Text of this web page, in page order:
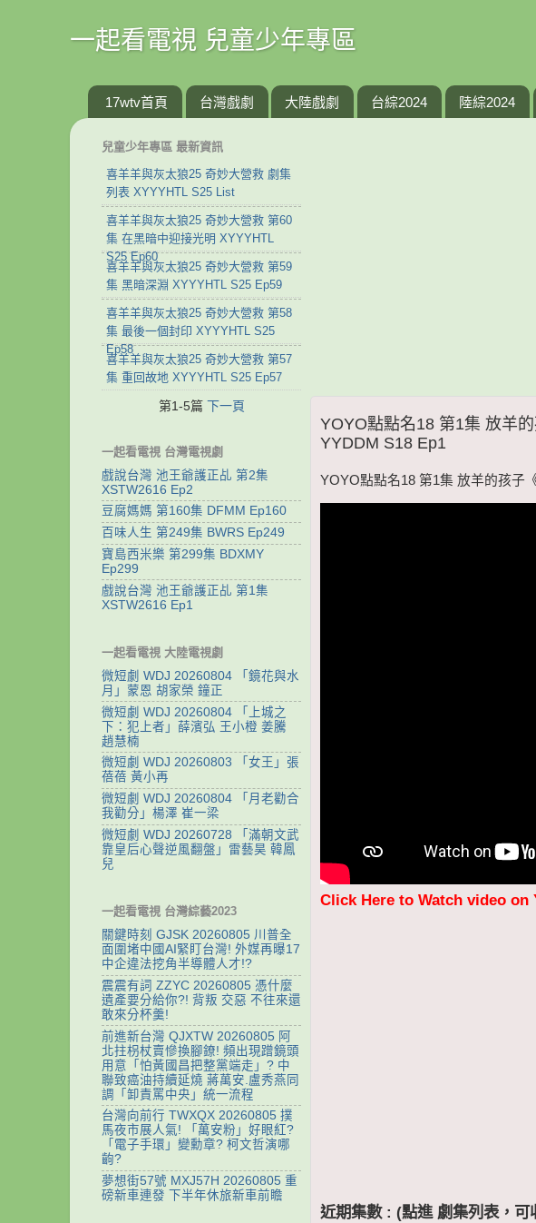
一起看電視 兒童少年專區
17wtv首頁 台灣戲劇 大陸戲劇 台綜2024 陸綜2024
YOYO點點名18 第1集 放羊
YYDDM S18 Ep1
YOYO點點名18 第1集 放羊的孩子
Click Here to Watch video on
近期集數 : (點進 劇集列表，可
兒童少年專區 最新資訊
喜羊羊與灰太狼25 奇妙大營救 劇集
列表 XYYYHTL S25 List
喜羊羊與灰太狼25 奇妙大營救 第60
集 在黑暗中迎接光明 XYYYHTL
S25 Ep60
喜羊羊與灰太狼25 奇妙大營救 第59
集 黑暗深淵 XYYYHTL S25 Ep59
喜羊羊與灰太狼25 奇妙大營救 第58
集 最後一個封印 XYYYHTL S25
Ep58
喜羊羊與灰太狼25 奇妙大營救 第57
集 重回故地 XYYYHTL S25 Ep57
第1-5篇 下一頁
一起看電視 台灣電視劇
戲說台灣 池王爺護正乩 第2集
XSTW2616 Ep2
豆腐媽媽 第160集 DFMM Ep160
百味人生 第249集 BWRS Ep249
寶島西米樂 第299集 BDXMY
Ep299
戲說台灣 池王爺護正乩 第1集
XSTW2616 Ep1
一起看電視 大陸電視劇
微短劇 WDJ 20260804 「鏡花與水
月」蒙恩 胡家榮 鐘正
微短劇 WDJ 20260804 「上城之
下：犯上者」薛濱弘 王小橙 姜騰
趙慧楠
微短劇 WDJ 20260803 「女王」張
蓓蓓 黃小再
微短劇 WDJ 20260804 「月老勸合
我勸分」楊澤 崔一梁
微短劇 WDJ 20260728 「滿朝文武
靠皇后心聲逆風翻盤」雷藝昊 韓鳳
兒
一起看電視 台灣綜藝2023
關鍵時刻 GJSK 20260805 川普全
面圍堵中國AI緊盯台灣! 外媒再曝17
中企違法挖角半導體人才!?
震震有詞 ZZYC 20260805 憑什麼
遺產要分給你?! 背叛 交惡 不往來還
敢來分杯羹!
前進新台灣 QJXTW 20260805 阿
北拄枴杖賣慘換腳鐐! 頻出現蹭鏡頭
用意「怕黃國昌把整黨端走」? 中
聯致癌油持續延燒 蔣萬安.盧秀燕同
調「卸責罵中央」統一流程
台灣向前行 TWXQX 20260805 撲
馬夜市展人氣! 「萬安粉」好眼紅?
「電子手環」變勳章? 柯文哲演哪
齣?
夢想街57號 MXJ57H 20260805 重
磅新車連發 下半年休旅新車前瞻